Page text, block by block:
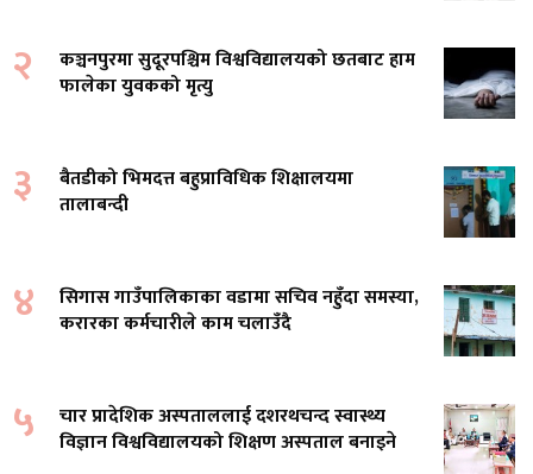
२
कञ्चनपुरमा सुदूरपश्चिम विश्वविद्यालयको छतबाट हाम
फालेका युवकको मृत्यु
३
बैतडीको भिमदत्त बहुप्राविधिक शिक्षालयमा
तालाबन्दी
४
सिगास गाउँपालिकाका वडामा सचिव नहुँदा समस्या,
करारका कर्मचारीले काम चलाउँदै
५
चार प्रादेशिक अस्पताललाई दशरथचन्द स्वास्थ्य
विज्ञान विश्वविद्यालयको शिक्षण अस्पताल बनाइने